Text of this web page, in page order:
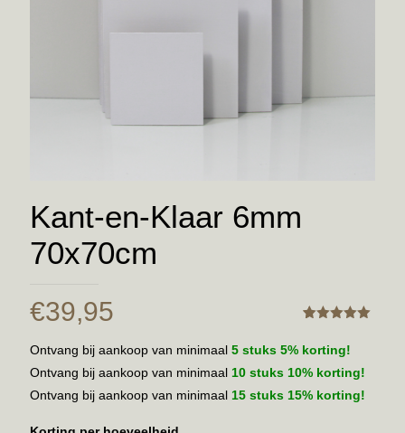
Kant-en-Klaar 6mm
70x70cm
€39,95
Ontvang bij aankoop van minimaal 5 stuks 5% korting!
Ontvang bij aankoop van minimaal 10 stuks 10% korting!
Ontvang bij aankoop van minimaal 15 stuks 15% korting!